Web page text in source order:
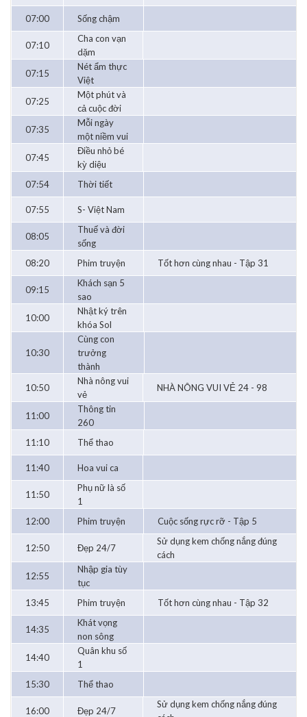
07:00 Sống chậm
07:10
Cha con vạn
dặm
07:15
Nét ẩm thực
Việt
07:25
Một phút và
cả cuộc đời
07:35
Mỗi ngày
một niềm vui
07:45
Điều nhỏ bé
kỳ diệu
07:54
Thời tiết
07:55 S- Việt Nam
08:05
Thuế và đời
sống
08:20
Phim truyện Tốt hơn cùng nhau - Tập 31
09:15
Khách sạn 5
sao
10:00
Nhật ký trên
khóa Sol
10:30
Cùng con
trưởng
thành
10:50
Nhà nông vui
vẻ
NHÀ NÔNG VUI VẺ 24 - 98
11:00
Thông tin
260
11:10
Thể thao
11:40 Hoa vui ca
11:50
Phụ nữ là số
1
12:00
Phim truyện Cuộc sống rực rỡ - Tập 5
12:50 Đẹp 24/7
Sử dụng kem chống nắng đúng
cách
12:55
Nhập gia tùy
tục
13:45
Phim truyện Tốt hơn cùng nhau - Tập 32
14:35
Khát vọng
non sông
14:40
Quân khu số
1
15:30
Thể thao
16:00 Đẹp 24/7
Sử dụng kem chống nắng đúng